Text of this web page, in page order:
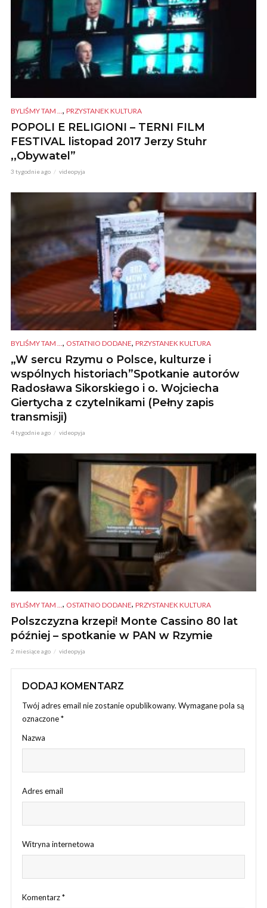
BYLIŚMY TAM ..., PRZYSTANEK KULTURA
POPOLI E RELIGIONI – TERNI FILM
FESTIVAL listopad 2017 Jerzy Stuhr
,,Obywatel”
3 tygodnie ago videopyja
BYLIŚMY TAM ..., OSTATNIO DODANE, PRZYSTANEK KULTURA
„W sercu Rzymu o Polsce, kulturze i
wspólnych historiach”Spotkanie autorów
Radosława Sikorskiego i o. Wojciecha
Giertycha z czytelnikami (Pełny zapis
transmisji)
4 tygodnie ago videopyja
BYLIŚMY TAM ... , OSTATNIO DODANE, PRZYSTANEK KULTURA
Polszczyzna krzepi! Monte Cassino 80 lat
później – spotkanie w PAN w Rzymie
2 miesiące ago videopyja
DODAJ KOMENTARZ
Twój adres email nie zostanie opublikowany. Wymagane pola są
oznaczone*
Nazwa
Adres email
Witryna internetowa
Komentarz*